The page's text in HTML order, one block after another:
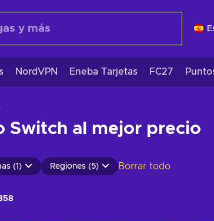
NordVPN Eneba Tarjetas FC27
Switch al mejor precio
(1) Regiones (5) Borrar todo